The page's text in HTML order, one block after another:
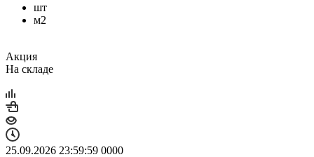
шт
м2
Акция
На складе
25.09.2026 23:59:59 0000